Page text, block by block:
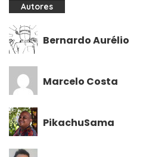
Autores
Bernardo Aurélio
Marcelo Costa
PikachuSama